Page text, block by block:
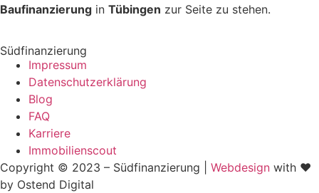
Baufinanzierung in Tübingen zur Seite zu stehen.
Südfinanzierung
Impressum
Datenschutzerklärung
Blog
FAQ
Karriere
Immobilienscout
Copyright © 2023 – Südfinanzierung | Webdesign with ♥
by Ostend Digital